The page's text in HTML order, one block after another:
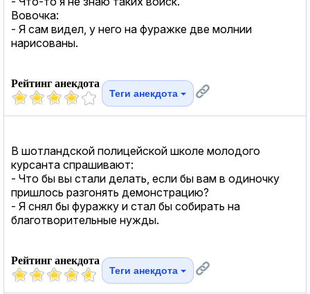
Вовочка:
- Я сам видел, у него на фуражке две молнии
нарисованы.
Рейтинг анекдота
Теги анекдота
В шотландской полицейской школе молодого
курсанта спрашивают:
- Что бы вы стали делать, если бы вам в одиночку
пришлось разгонять демонстрацию?
- Я снял бы фуражку и стал бы собирать на
благотворительные нужды.
Рейтинг анекдота
Теги анекдота